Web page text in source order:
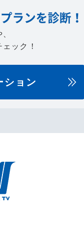
ランを診断！
ック！
ション